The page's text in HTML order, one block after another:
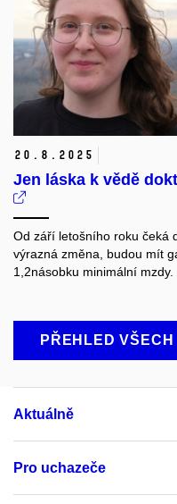
20. 8. 2025
Jen láska k vědě
Od září letošního roku čeká
výrazná změna, budou mít
1,2násobku minimální mzdy.
PŘEHLED
Aktuálně
Pro uchazeče